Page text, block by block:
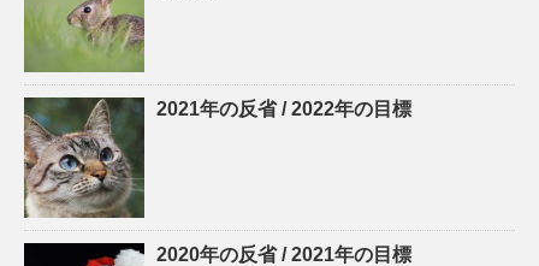
2021年の反省 / 2022年の目標
2020年の反省 / 2021年の目標